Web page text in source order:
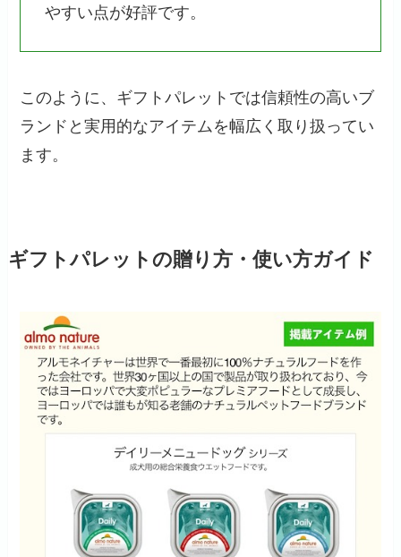
やすい点が好評です。
このように、ギフトパレットでは信頼性の高いブ
ランドと実用的なアイテムを幅広く取り扱ってい
ます。
ギフトパレットの贈り方・使い方ガイド